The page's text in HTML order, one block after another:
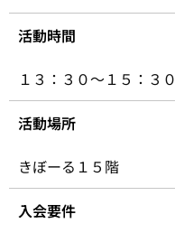
活動時間
１３：３０～１５：３０
活動場所
きぼーる１５階
入会要件